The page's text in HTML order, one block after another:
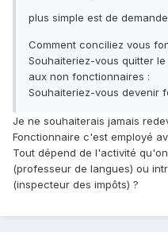
plus simple est de
Comment conciliez vous
Souhaiteriez-vous quitter le
aux non fonctionnaires :
Souhaiteriez-vous devenir
Je ne souhaiterais jamais
Fonctionnaire c'est employé
Tout dépend de l'activité
(professeur de langues) ou
(inspecteur des impôts) ?